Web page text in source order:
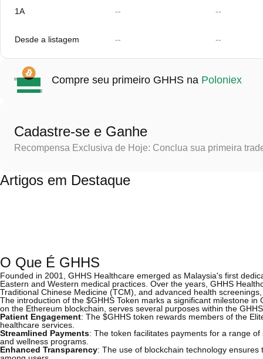
1A -- --
Desde a listagem -- --
Compre seu primeiro GHHS na Poloniex
Cadastre-se e Ganhe
Recompensa Exclusiva de Hoje: Conclua sua primeira
Artigos em Destaque
O Que É GHHS
Founded in 2001, GHHS Healthcare emerged as Malaysia's first
Eastern and Western medical practices. Over the years, GHHS
Traditional Chinese Medicine (TCM), and advanced health
The introduction of the $GHHS Token marks a significant milestone
on the Ethereum blockchain, serves several purposes within the
Patient Engagement: The $GHHS token rewards members of the
healthcare services.
Streamlined Payments: The token facilitates payments for a range
and wellness programs.
Enhanced Transparency: The use of blockchain technology